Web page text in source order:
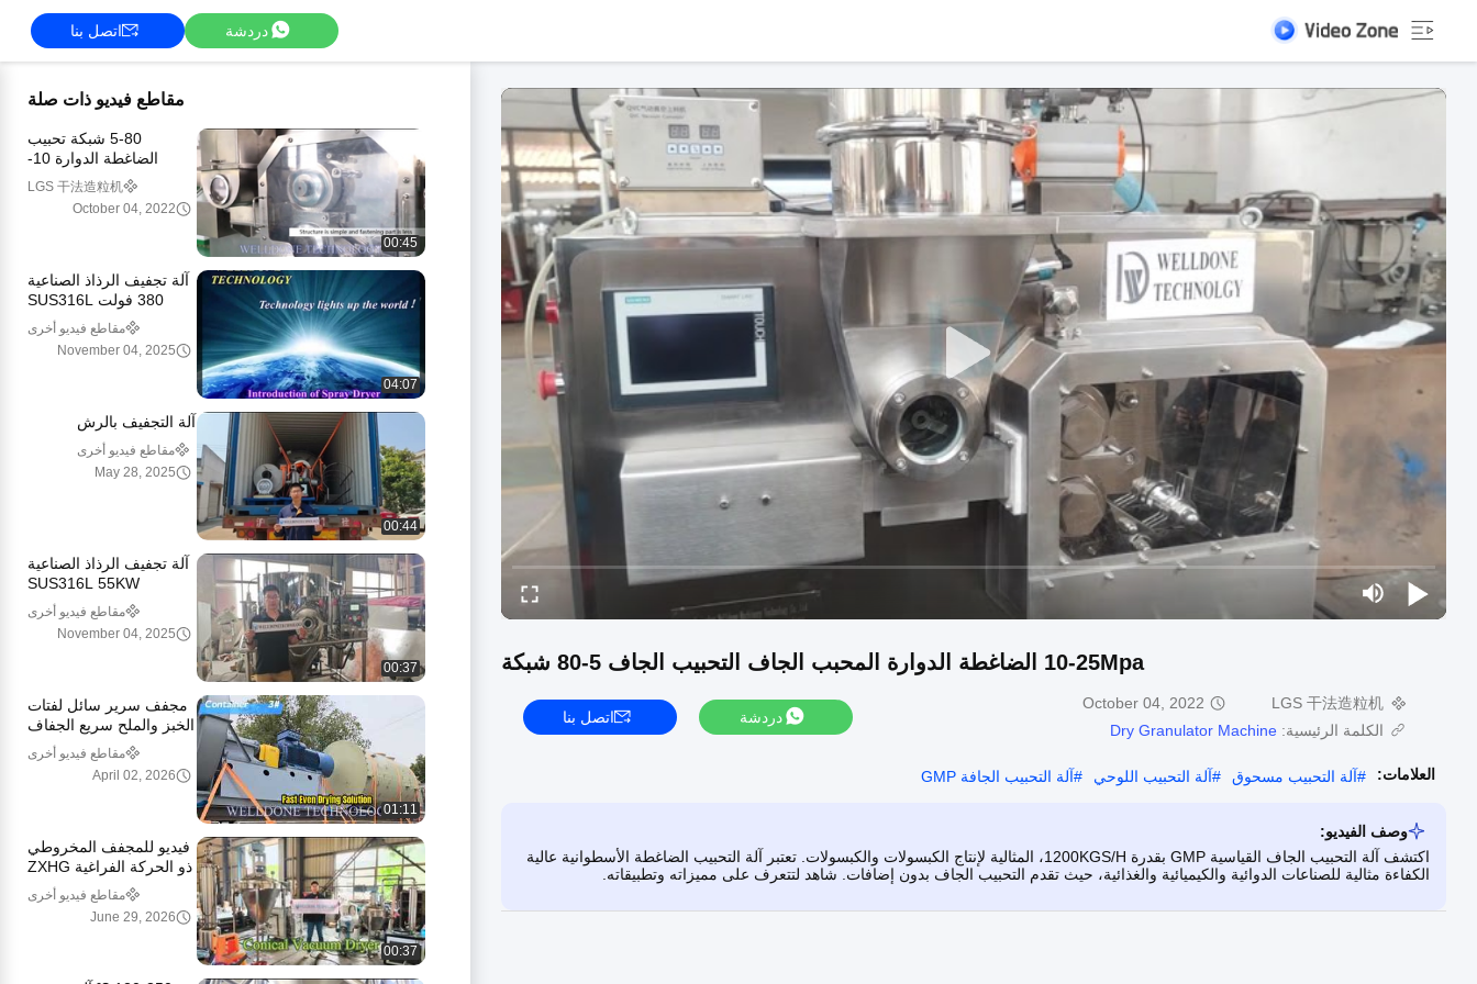
دردشة اتصل بنا
10-25Mpa الضاغطة الدوارة المحبب الجاف التحبيب الجاف 5-80 شبكة
LGS 干法造粒机
October 04, 2022
الكلمة الرئيسية: Dry Granulator Machine
دردشة اتصل بنا
العلامات: #آلة التحبيب مسحوق #آلة التحبيب اللوحي #آلة التحبيب الجافة GMP
وصف الفيديو:
اكتشف آلة التحبيب الجاف القياسية GMP بقدرة 1200KGS/H، المثالية لإنتاج الكبسولات والكبسولات. تعتبر آلة التحبيب الضاغطة الأسطوانية عالية
الكفاءة مثالية للصناعات الدوائية والكيميائية والغذائية، حيث تقدم التحبيب الجاف بدون إضافات. شاهد لتتعرف على مميزاته وتطبيقاته.
مقاطع فيديو ذات صلة
00:45
5-80 شبكة تحبيب
الضاغطة الدوارة 10-
25Mpa التحكم بشاشة
تعمل باللمس
LGS 干法造粒机
October 04, 2022
04:07
آلة تجفيف الرذاذ الصناعية
380 فولت SUS316L
55KW غاز/ديزل
مقاطع فيديو أخرى
November 04, 2025
00:44
آلة التجفيف بالرش
مقاطع فيديو أخرى
May 28, 2025
00:37
آلة تجفيف الرذاذ الصناعية
SUS316L 55KW
لمسحوق الحليب والأغذية
والمواد الكيميائية
مقاطع فيديو أخرى
November 04, 2025
01:11
مجفف سرير سائل لفتات
الخبز والملح سريع الجفاف
مقاطع فيديو أخرى
April 02, 2026
00:37
فيديو للمجفف المخروطي
ذو الحركة الفراغية ZXHG
مقاطع فيديو أخرى
June 29, 2026